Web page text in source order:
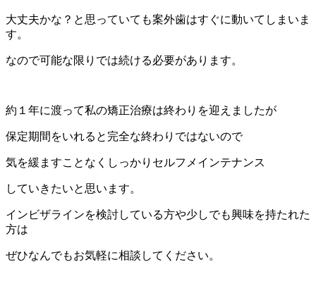
大丈夫かな？と思っていても案外歯はすぐに動いてしまいま
す。
なので可能な限りでは続ける必要があります。
約１年に渡って私の矯正治療は終わりを迎えましたが
保定期間をいれると完全な終わりではないので
気を緩ますことなくしっかりセルフメインテナンス
していきたいと思います。
インビザラインを検討している方や少しでも興味を持たれた
方は
ぜひなんでもお気軽に相談してください。